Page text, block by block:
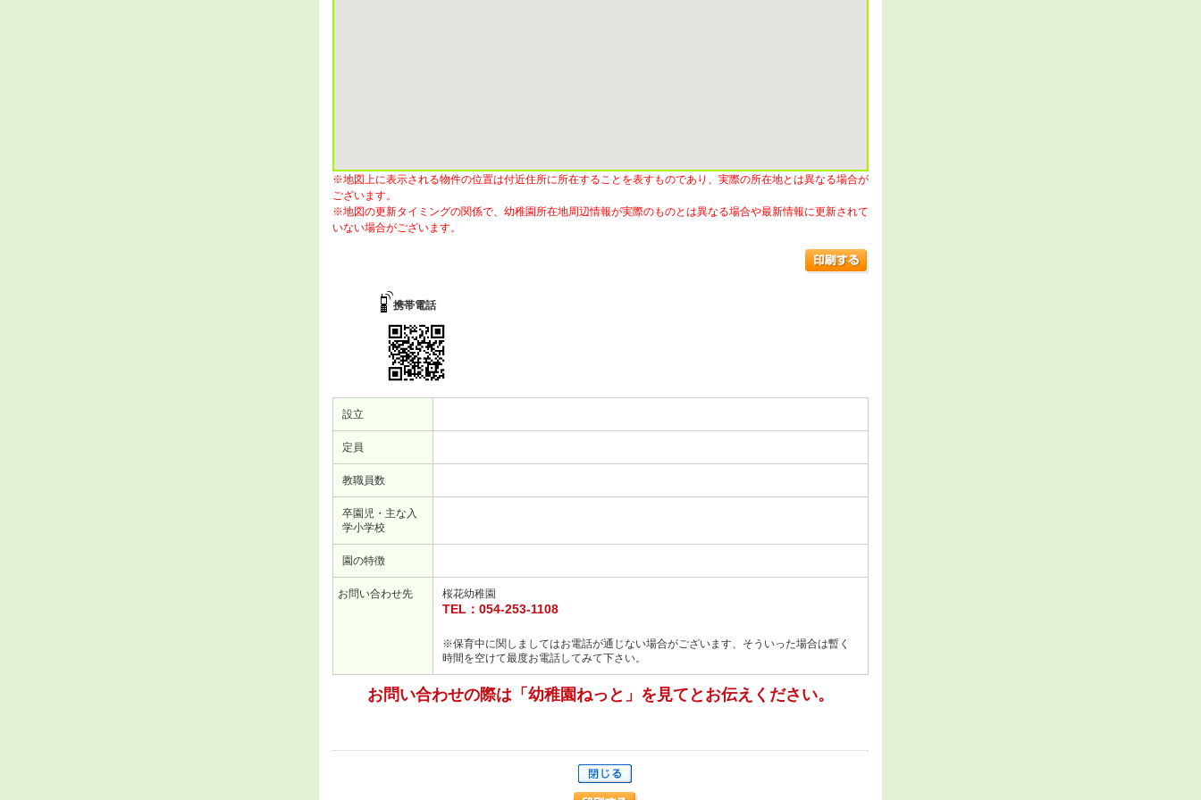
※地図上に表示される物件の位置は付近住所に所在することを表すものであり、実際の所在地とは異なる場合が
ございます。
※地図の更新タイミングの関係で、幼稚園所在地周辺情報が実際のものとは異なる場合や最新情報に更新されて
いない場合がございます。
携帯電話
設立
定員
教職員数
卒園児・主な入
学小学校
園の特徴
お問い合わせ先 桜花幼稚園
TEL：054-253-1108
※保育中に関しましてはお電話が通じない場合がございます、そういった場合は暫く
時間を空けて最度お電話してみて下さい。
お問い合わせの際は「幼稚園ねっと」を見てとお伝えください。